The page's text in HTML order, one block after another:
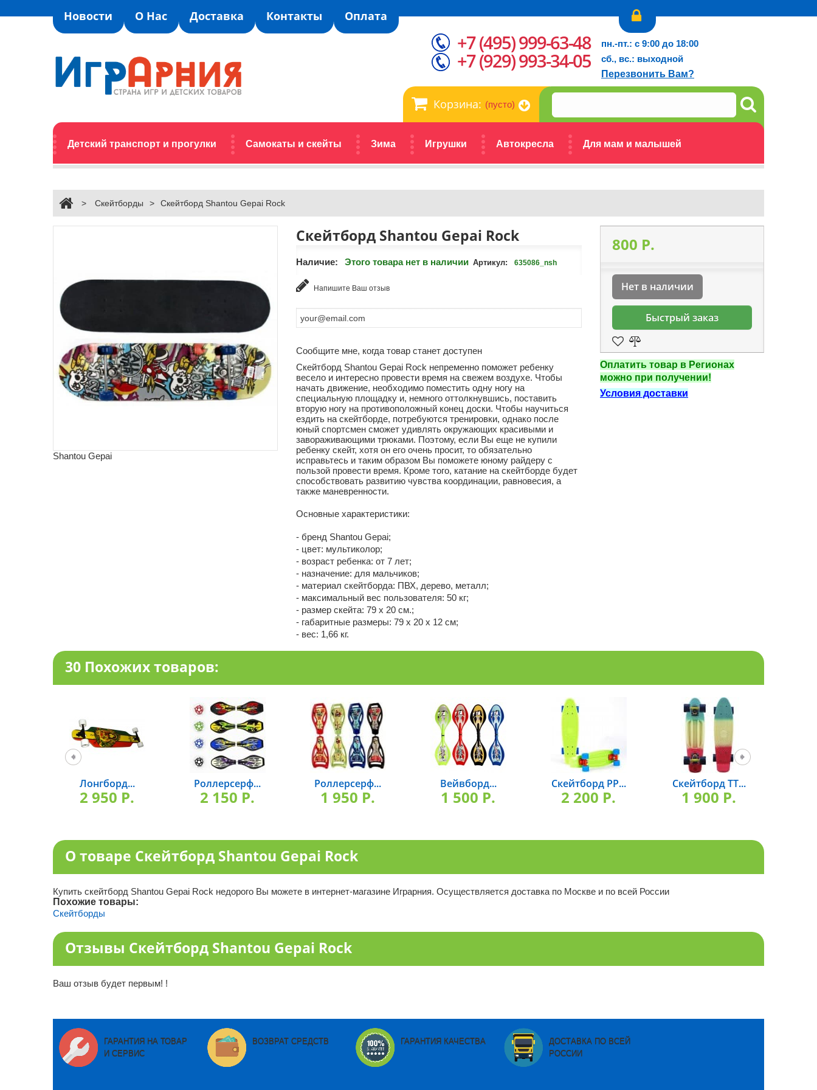
Новости О Нас Доставка Контакты Оплата
Корзина: (пусто)
Детский транспорт и прогулки Самокаты и скейты Зима Игрушки Автокресла Для мам и малышей
+7 (495) 999-63-48
+7 (929) 993-34-05
пн.-пт.: с 9:00 до 18:00
сб., вс.: выходной
Перезвонить Вам?
> Скейтборды > Скейтборд Shantou Gepai Rock
Shantou Gepai
Скейтборд Shantou Gepai Rock
Наличие: Этого товара нет в наличии Артикул: 635086_nsh
Напишите Ваш отзыв
Сообщите мне, когда товар станет доступен
Скейтборд Shantou Gepai Rock непременно поможет ребенку
весело и интересно провести время на свежем воздухе. Чтобы
начать движение, необходимо поместить одну ногу на
специальную площадку и, немного оттолкнувшись, поставить
вторую ногу на противоположный конец доски. Чтобы научиться
ездить на скейтборде, потребуются тренировки, однако после
юный спортсмен сможет удивлять окружающих красивыми и
завораживающими трюками. Поэтому, если Вы еще не купили
ребенку скейт, хотя он его очень просит, то обязательно
исправьтесь и таким образом Вы поможете юному райдеру с
пользой провести время. Кроме того, катание на скейтборде будет
способствовать развитию чувства координации, равновесия, а
также маневренности.
Основные характеристики:
- бренд Shantou Gepai;
- цвет: мультиколор;
- возраст ребенка: от 7 лет;
- назначение: для мальчиков;
- материал скейтборда: ПВХ, дерево, металл;
- максимальный вес пользователя: 50 кг;
- размер скейта: 79 х 20 см.;
- габаритные размеры: 79 х 20 х 12 см;
- вес: 1,66 кг.
800 P.
Нет в наличии
Быстрый заказ
Оплатить товар в Регионах
можно при получении!
Условия доставки
30 Похожих товаров:
Лонгборд...
2 950 P.
Роллерсерф...
2 150 P.
Роллерсерф...
1 950 P.
Вейвборд...
1 500 P.
Скейтборд РР...
2 200 P.
Скейтборд TT...
1 900 P.
О товаре Скейтборд Shantou Gepai Rock
Купить скейтборд Shantou Gepai Rock недорого Вы можете в интернет-магазине Играрния. Осуществляется доставка по Москве и по всей России
Похожие товары:
Скейтборды
Отзывы Скейтборд Shantou Gepai Rock
Ваш отзыв будет первым! !
ГАРАНТИЯ НА ТОВАР
И СЕРВИС
ВОЗВРАТ СРЕДСТВ ГАРАНТИЯ КАЧЕСТВА
ДОСТАВКА ПО ВСЕЙ
РОССИИ